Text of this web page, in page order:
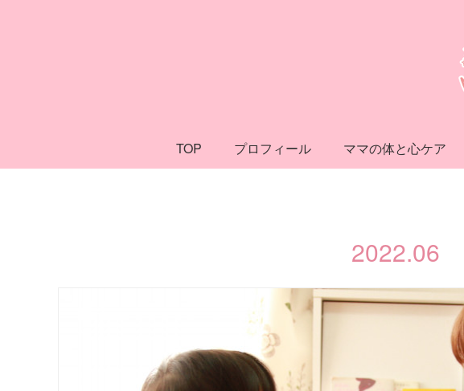
TOP プロフィール ママの体と心ケア
2022.06